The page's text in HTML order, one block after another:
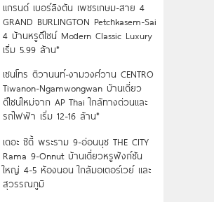
แกรนด์ เบอร์ลิงตัน เพชรเกษม-สาย 4
GRAND BURLINGTON Petchkasem-Sai
4 บ้านหรูดีไซน์ Modern Classic Luxury
เริ่ม 5.99 ล้าน*
เซนโทร ติวานนท์-งามวงศ์วาน CENTRO
Tiwanon-Ngamwongwan บ้านเดี่ยว
ดีไซน์ใหม่จาก AP Thai ใกล้ทางด่วนและ
รถไฟฟ้า เริ่ม 12-16 ล้าน*
เดอะ ซิตี้ พระราม 9-อ่อนนุช THE CITY
Rama 9-Onnut บ้านเดี่ยวหรูฟังก์ชัน
ใหญ่ 4-5 ห้องนอน ใกล้มอเตอร์เวย์ และ
สุวรรณภูมิ